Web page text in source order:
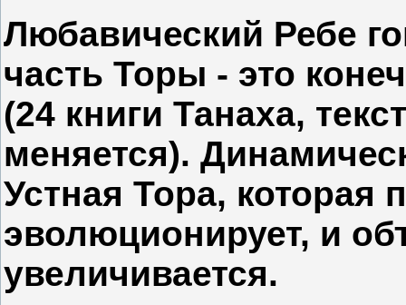
Любавический Ребе
часть Торы - это
(24 книги Танаха,
меняется).
Устная Тора, которая
эволюционирует, и
увеличивается.